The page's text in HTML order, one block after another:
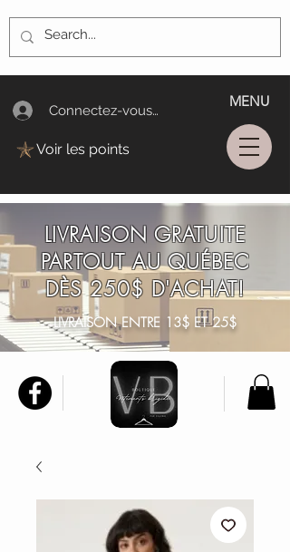
Connectez-vous/Log In
MENU
Voir les points
LIVRAISON GRATUITE
PARTOUT AU QUÉBEC
DÈS 250$ D'ACHAT!
LIVRAISON ENTRE 13$ ET 25$